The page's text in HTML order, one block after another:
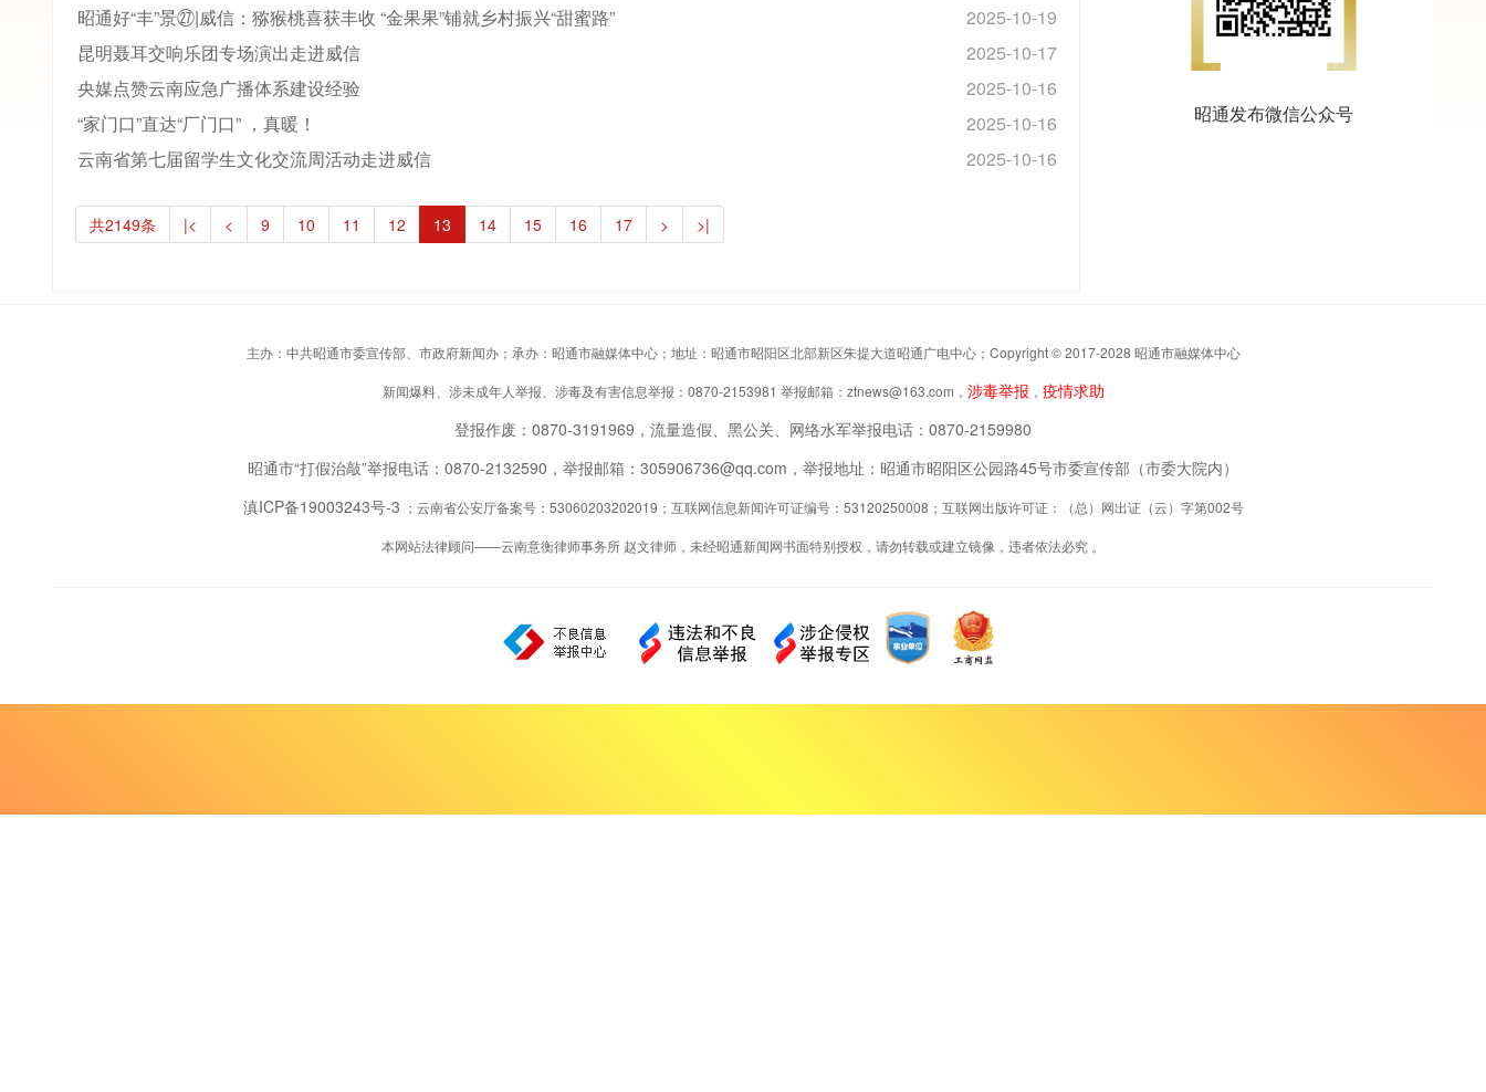
2025-10-19
昭通好“丰”景㉗|威信：猕猴桃喜获丰收 “金果果”铺就乡村振兴“甜蜜路”
2025-10-17
昆明聂耳交响乐团专场演出走进威信
2025-10-16
央媒点赞云南应急广播体系建设经验
2025-10-16
“家门口”直达“厂门口” ，真暖！
2025-10-16
云南省第七届留学生文化交流周活动走进威信
共2149条 |< < 9 10 11 12 13 14 15 16 17 > >|
昭通发布微信公众号
主办：中共昭通市委宣传部、市政府新闻办；承办：昭通市融媒体中心；地址：昭通市昭阳区北部新区朱提大道昭通广电中心；Copyright © 2017-2028 昭通市融媒体中心
新闻爆料、涉未成年人举报、涉毒及有害信息举报：0870-2153981 举报邮箱：ztnews@163.com， 涉毒举报 ， 疫情求助
登报作废：0870-3191969，流量造假、黑公关、网络水军举报电话：0870-2159980
昭通市“打假治敲”举报电话：0870-2132590，举报邮箱：305906736@qq.com，举报地址：昭通市昭阳区公园路45号市委宣传部（市委大院内）
滇ICP备19003243号-3 ；云南省公安厅备案号：53060203202019；互联网信息新闻许可证编号：53120250008；互联网出版许可证：（总）网出证（云）字第002号
本网站法律顾问——云南意衡律师事务所 赵文律师，未经昭通新闻网书面特别授权，请勿转载或建立镜像，违者依法必究 。